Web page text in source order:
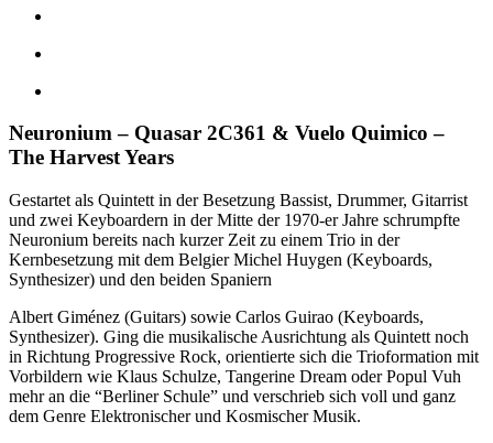
Neuronium – Quasar 2C361 & Vuelo Quimico –
The Harvest Years
Gestartet als Quintett in der Besetzung Bassist, Drummer, Gitarrist
und zwei Keyboardern in der Mitte der 1970-er Jahre schrumpfte
Neuronium bereits nach kurzer Zeit zu einem Trio in der
Kernbesetzung mit dem Belgier Michel Huygen (Keyboards,
Synthesizer) und den beiden Spaniern
Albert Giménez (Guitars) sowie Carlos Guirao (Keyboards,
Synthesizer). Ging die musikalische Ausrichtung als Quintett noch
in Richtung Progressive Rock, orientierte sich die Trioformation mit
Vorbildern wie Klaus Schulze, Tangerine Dream oder Popul Vuh
mehr an die “Berliner Schule” und verschrieb sich voll und ganz
dem Genre Elektronischer und Kosmischer Musik.